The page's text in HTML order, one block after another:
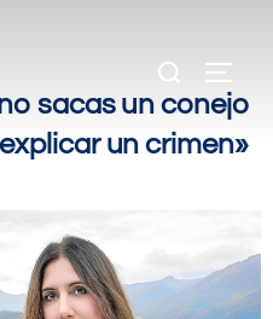
no sacas un conejo
un crimen»